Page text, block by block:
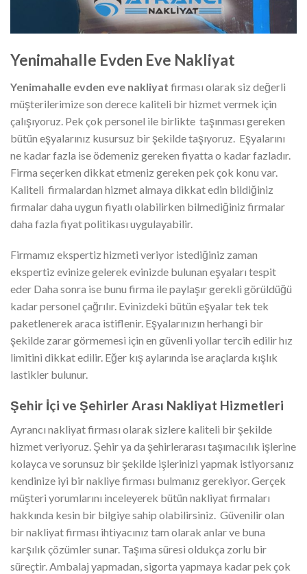
Yenimahalle Evden Eve Nakliyat
Yenimahalle evden eve nakliyat firması olarak siz değerli
müşterilerimize son derece kaliteli bir hizmet vermek için
çalışıyoruz. Pek çok personel ile birlikte taşınması gereken
bütün eşyalarınız kusursuz bir şekilde taşıyoruz. Eşyalarını
ne kadar fazla ise ödemeniz gereken fiyatta o kadar fazladır.
Firma seçerken dikkat etmeniz gereken pek çok konu var.
Kaliteli firmalardan hizmet almaya dikkat edin bildiğiniz
firmalar daha uygun fiyatlı olabilirken bilmediğiniz firmalar
daha fazla fiyat politikası uygulayabilir.
Firmamız ekspertiz hizmeti veriyor istediğiniz zaman
ekspertiz evinize gelerek evinizde bulunan eşyaları tespit
eder Daha sonra ise bunu firma ile paylaşır gerekli görüldüğü
kadar personel çağrılır. Evinizdeki bütün eşyalar tek tek
paketlenerek araca istiflenir. Eşyalarınızın herhangi bir
şekilde zarar görmemesi için en güvenli yollar tercih edilir hız
limitini dikkat edilir. Eğer kış aylarında ise araçlarda kışlık
lastikler bulunur.
Şehir İçi ve Şehirler Arası Nakliyat Hizmetleri
Ayrancı nakliyatfirması olarak sizlere kaliteli bir şekilde
hizmet veriyoruz. Şehir ya da şehirlerarası taşımacılık işlerine
kolayca ve sorunsuz bir şekilde işlerinizi yapmak istiyorsanız
kendinize iyi bir nakliye firması bulmanız gerekiyor. Gerçek
müşteri yorumlarını inceleyerek bütün nakliyat firmaları
hakkında kesin bir bilgiye sahip olabilirsiniz. Güvenilir olan
bir nakliyat firması ihtiyacınız tam olarak anlar ve buna
karşılık çözümler sunar. Taşıma süresi oldukça zorlu bir
süreçtir. Ambalaj yapmadan, sigorta yapmaya kadar pek çok